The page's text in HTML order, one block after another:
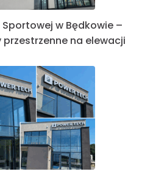
w Będkowie –
na elewacji